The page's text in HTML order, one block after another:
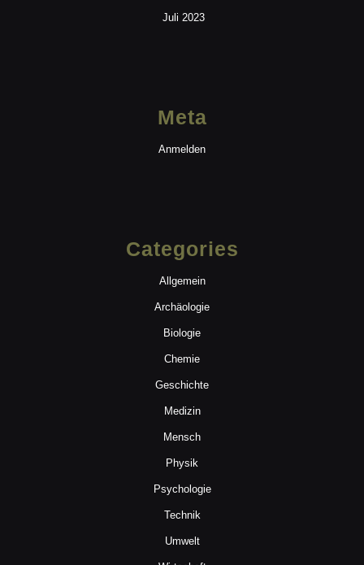
Juli 2023
Meta
Anmelden
Categories
Allgemein
Archäologie
Biologie
Chemie
Geschichte
Medizin
Mensch
Physik
Psychologie
Technik
Umwelt